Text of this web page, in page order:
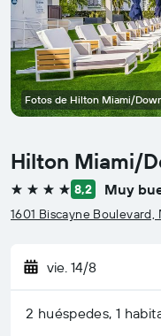
Hilton Miami/
4 estrellas8,2 Muy
1601 Biscayne Boulevard,
vie. 14/8
2 huéspedes, 1
Fotos de Hilton Miami/